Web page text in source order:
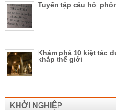
Tuyển tập câu hỏi
Khám phá 10 kiệt tác
khắp thế giới
KHỞI NGHIỆP